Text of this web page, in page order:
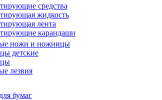
средства
жидкость
лента
карандаши
ножи и ножницы
детские
лезвия
бумаг